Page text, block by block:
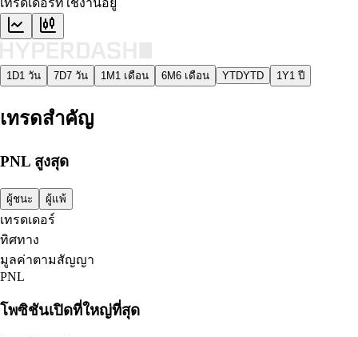
เทรดเดอร์ที่ใช้งานอยู่
1D1 วัน 7D7 วัน 1M 1 เดือน 6M6 เดือน YTDYTD 1Y1 ปี
เทรดสำคัญ
PNL สูงสุด
ผู้ชนะ ผู้แพ้
เทรดเดอร์
ทิศทาง
มูลค่าตามสัญญา
PNL
โพซิชันเปิดที่ใหญ่ที่สุด